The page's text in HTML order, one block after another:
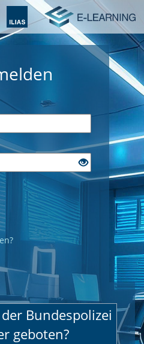
Bundespolizei
geboten?